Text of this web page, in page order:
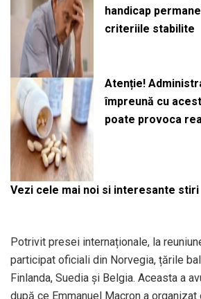
handicap
criteriile stabilite
Atenție!
împreună cu
poate provoca
Vezi cele mai noi si interesante stiri
Potrivit presei internaționale, la
participat oficiali din Norvegia, țările
Finlanda, Suedia și Belgia. Aceasta a
după ce Emmanuel Macron a